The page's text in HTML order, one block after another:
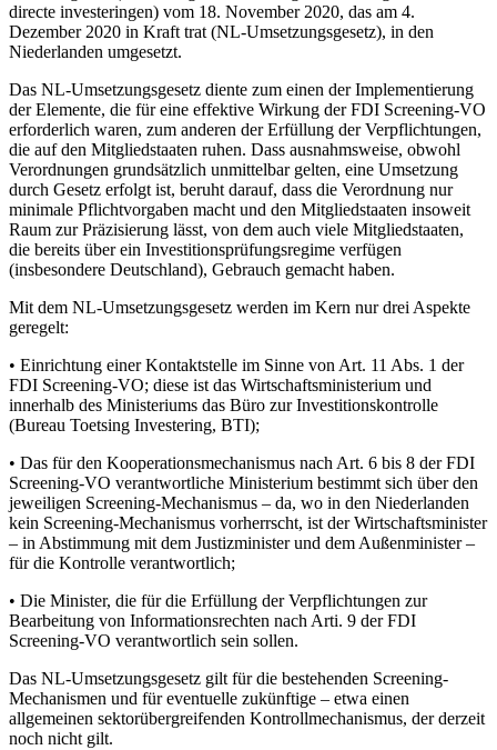
directe investeringen) vom 18. November 2020, das am 4.
Dezember 2020 in Kraft trat (NL-Umsetzungsgesetz), in den
Niederlanden umgesetzt.
Das NL-Umsetzungsgesetz diente zum einen der Implementierung
der Elemente, die für eine effektive Wirkung der FDI Screening-VO
erforderlich waren, zum anderen der Erfüllung der Verpflichtungen,
die auf den Mitgliedstaaten ruhen. Dass ausnahmsweise, obwohl
Verordnungen grundsätzlich unmittelbar gelten, eine Umsetzung
durch Gesetz erfolgt ist, beruht darauf, dass die Verordnung nur
minimale Pflichtvorgaben macht und den Mitgliedstaaten insoweit
Raum zur Präzisierung lässt, von dem auch viele Mitgliedstaaten,
die bereits über ein Investitionsprüfungsregime verfügen
(insbesondere Deutschland), Gebrauch gemacht haben.
Mit dem NL-Umsetzungsgesetz werden im Kern nur drei Aspekte
geregelt:
• Einrichtung einer Kontaktstelle im Sinne von Art. 11 Abs. 1 der
FDI Screening-VO; diese ist das Wirtschaftsministerium und
innerhalb des Ministeriums das Büro zur Investitionskontrolle
(Bureau Toetsing Investering, BTI);
• Das für den Kooperationsmechanismus nach Art. 6 bis 8 der FDI
Screening-VO verantwortliche Ministerium bestimmt sich über den
jeweiligen Screening-Mechanismus – da, wo in den Niederlanden
kein Screening-Mechanismus vorherrscht, ist der Wirtschaftsminister
– in Abstimmung mit dem Justizminister und dem Außenminister –
für die Kontrolle verantwortlich;
• Die Minister, die für die Erfüllung der Verpflichtungen zur
Bearbeitung von Informationsrechten nach Arti. 9 der FDI
Screening-VO verantwortlich sein sollen.
Das NL-Umsetzungsgesetz gilt für die bestehenden Screening-
Mechanismen und für eventuelle zukünftige – etwa einen
allgemeinen sektorübergreifenden Kontrollmechanismus, der derzeit
noch nicht gilt.